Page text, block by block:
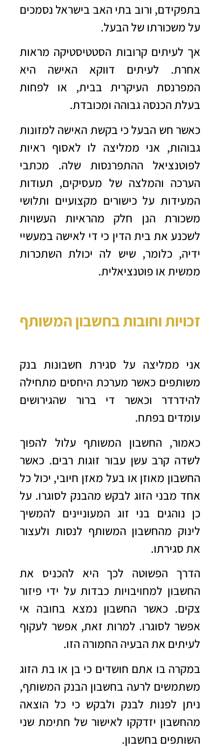
בתפקידם, ורוב בתי האב בישראל נסמכים
על משכורתו של הבעל.
אך לעיתים קרובות הסטטיסטיקה מראות
אחרת. לעיתים דווקא האישה היא
המפרנסת העיקרית בבית, או לפחות
בעלת הכנסה גבוהה ומכובדת.
כאשר חש הבעל כי בקשת האישה למזונות
גבוהות, אני ממליצה לו לאסוף ראיות
לפוטנציאל ההתפרנסות שלה. מכתבי
הערכה והמלצה של מעסיקים, תעודות
המעידות על כישורים מקצועיים ותלושי
משכורת הנן חלק מהראיות העשויות
לשכנע את בית הדין כי די לאישה במעשיי
ידיה, כלומר, שיש לה יכולת השתכרות
ממשית או פוטנציאלית.
זכויות וחובות בחשבון המשותף
אני ממליצה על סגירת חשבונות בנק
משותפים כאשר מערכת היחסים מתחילה
להידרדר וכאשר די ברור שהגירושים
עומדים בפתח.
כאמור, החשבון המשותף עלול להפוך
לשדה קרב עשן עבור זוגות רבים. כאשר
החשבון מאוזן או בעל מאזן חיובי, יכול כל
אחד מבני הזוג לבקש מהבנק לסוגרו. על
כן נוהגים בני זוג המעוניינים להמשיך
לינוק מהחשבון המשותף לנסות ולעצור
את סגירתו.
הדרך הפשוטה לכך היא להכניס את
החשבון למחויבויות כבדות על ידי פיזור
צקים. כאשר החשבון נמצא בחובה אי
אפשר לסוגרו. למרות זאת, אפשר לעקוף
לעיתים את הבעיה החמורה הזו.
במקרה בו אתם חושדים כי בן או בת הזוג
משתמשים לרעה בחשבון הבנק המשותף,
ניתן לפנות לבנק ולבקש כי כל הוצאה
מהחשבון יזדקקו לאישור של חתימת שני
השותפים בחשבון.